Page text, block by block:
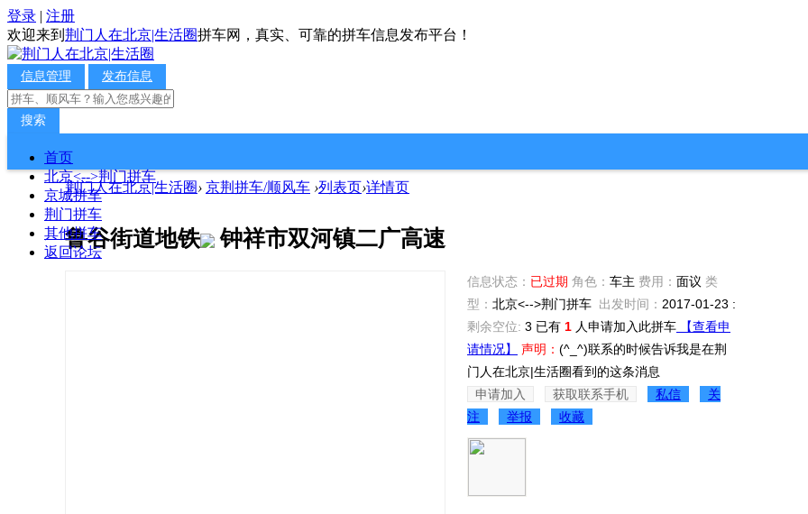
登录 | 注册
欢迎来到 荆门人在北京|生活圈拼车网，真实、可靠的拼车信息发布平台！
信息管理 发布信息
搜索
首页
北京<-->荆门拼车
京城拼车
荆门拼车
其他拼车
返回论坛
荆门人在北京|生活圈› 京荆拼车/顺风车 ›列表页›详情页
鲁谷街道地铁 钟祥市双河镇二广高速
信息状态： 已过期 角色： 车主 费用： 面议 类
型： 北京<-->荆门拼车 出发时间： 2017-01-23 :
剩余空位: 3 已有 1 人申请加入此拼车 【查看申
请情况】
声明： (^_^)联系的时候告诉我是在荆
门人在北京|生活圈看到的这条消息
申请加入
获取联系手机 私信
关
注
举报 收藏